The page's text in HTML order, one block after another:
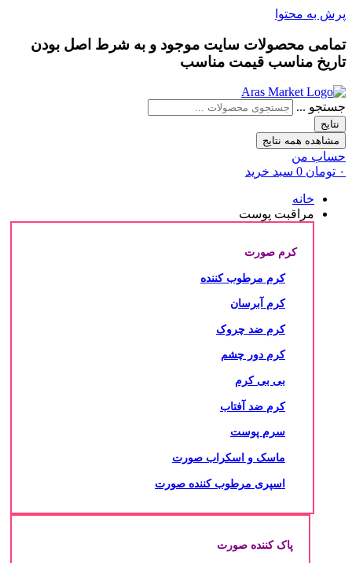
پرش به محتوا
تمامی محصولات سایت موجود و به شرط اصل بودن
تاریخ مناسب قیمت مناسب
جستجو ...
نتایج
مشاهده همه نتایج
حساب من
۰ تومان 0 سبد خرید
خانه
مراقبت پوست
کرم صورت
کرم مرطوب کننده
کرم آبرسان
کرم ضد چروک
کرم دور چشم
بی بی کرم
کرم ضد آفتاب
سرم پوست
ماسک و اسکراب صورت
اسپری مرطوب کننده صورت
پاک کننده صورت